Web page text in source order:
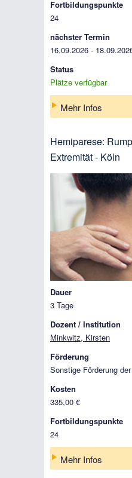
Fortbildungspunkte
24
nächster Termin
16.09.2026 -
Status
Plätze verfügbar
Mehr Infos
Hemiparese:
Extremität - Köln
Dauer
3 Tage
Dozent / Institution
Minkwitz, Kirsten
Förderung
Sonstige Förderung
Kosten
335,00 €
Fortbildungspunkte
24
Mehr Infos